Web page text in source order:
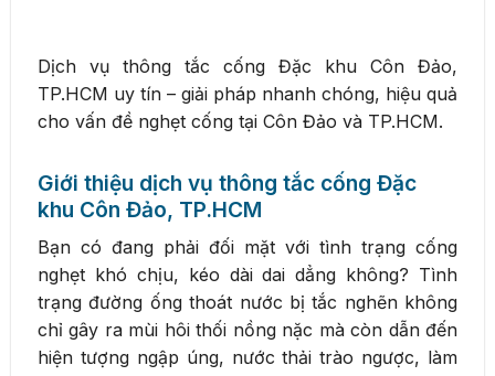
Dịch vụ thông tắc cống Đặc khu Côn Đảo,
TP.HCM uy tín – giải pháp nhanh chóng, hiệu quả
cho vấn đề nghẹt cống tại Côn Đảo và TP.HCM.
Giới thiệu dịch vụ thông tắc cống Đặc
khu Côn Đảo, TP.HCM
Bạn có đang phải đối mặt với tình trạng cống
nghẹt khó chịu, kéo dài dai dẳng không? Tình
trạng đường ống thoát nước bị tắc nghẽn không
chỉ gây ra mùi hôi thối nồng nặc mà còn dẫn đến
hiện tượng ngập úng, nước thải trào ngược, làm